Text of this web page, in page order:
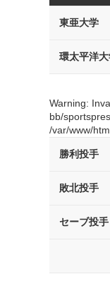
東亜大学
環太平洋
Warning:
bb/
/var/www/
勝利投手
敗北投手
セーブ投手